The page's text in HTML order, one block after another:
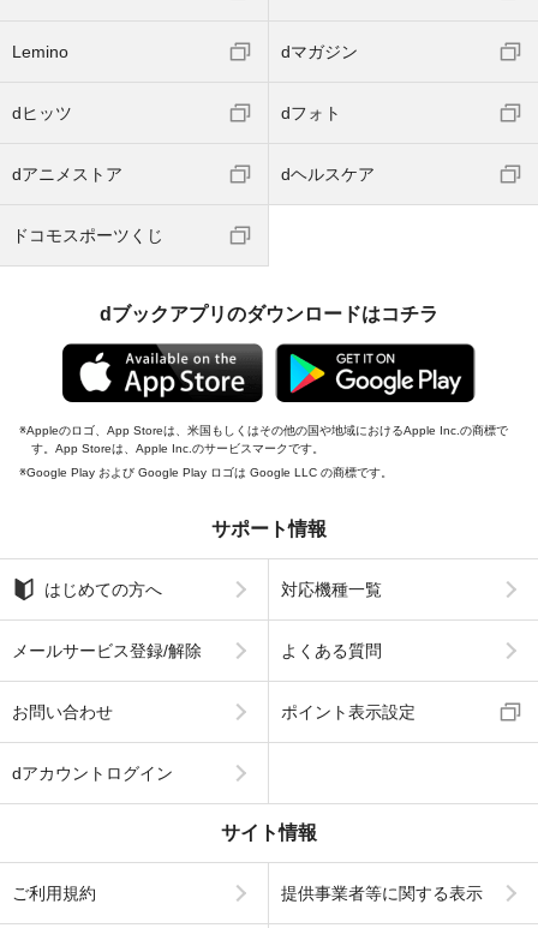
Lemino dマガジン
dヒッツ dフォト
dアニメストア dヘルスケア
ドコモスポーツくじ
dブックアプリのダウンロードはコチラ
Appleのロゴ、App Storeは、米国もしくはその他の国や地域におけるApple Inc.の商標で
す。App Storeは、Apple Inc.のサービスマークです。
Google Play および Google Play ロゴは Google LLC の商標です。
サポート情報
はじめての方へ 対応機種一覧
メールサービス登録/解除 よくある質問
お問い合わせ ポイント表示設定
dアカウントログイン
サイト情報
ご利用規約 提供事業者等に関する表示